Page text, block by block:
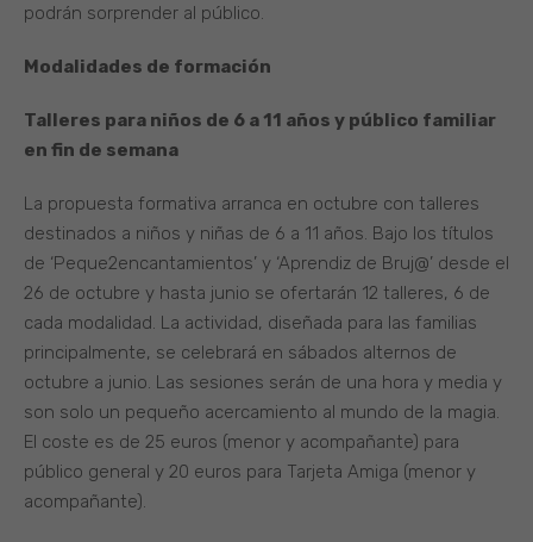
podrán sorprender al público.
Modalidades de formación
Talleres para niños de 6 a 11 años y público familiar
en fin de semana
La propuesta formativa arranca en octubre con talleres
destinados a niños y niñas de 6 a 11 años. Bajo los títulos
de ‘Peque2encantamientos’ y ‘Aprendiz de Bruj@’ desde el
26 de octubre y hasta junio se ofertarán 12 talleres, 6 de
cada modalidad. La actividad, diseñada para las familias
principalmente, se celebrará en sábados alternos de
octubre a junio. Las sesiones serán de una hora y media y
son solo un pequeño acercamiento al mundo de la magia.
El coste es de 25 euros (menor y acompañante) para
público general y 20 euros para Tarjeta Amiga (menor y
acompañante).